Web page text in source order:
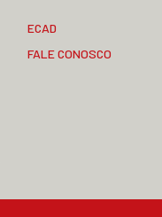
ECAD
FALE CONOSCO